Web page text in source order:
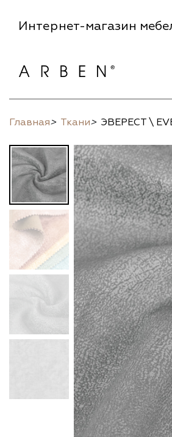
Интернет-магазин
Главная> Ткани> ЭВЕРЕСТ \